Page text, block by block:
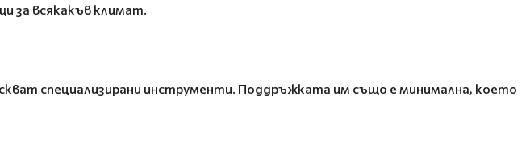
за всякакъв климат.
специализирани инструменти. Поддръжката им също е минимална, което